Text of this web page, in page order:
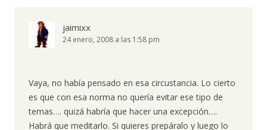
jaimixx
24 enero, 2008 a las 1:58 pm
Vaya, no había pensado en esa circustancia. Lo cierto
es que con esa norma no quería evitar ese tipo de
temas…. quizá habría que hacer una excepción….
Habrá que meditarlo. Si quieres prepáralo y luego lo